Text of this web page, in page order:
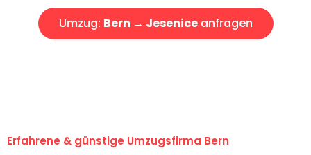
Umzug: Bern → Jeseniceanfragen
Erfahrene & günstige Umzugsfirma Bern